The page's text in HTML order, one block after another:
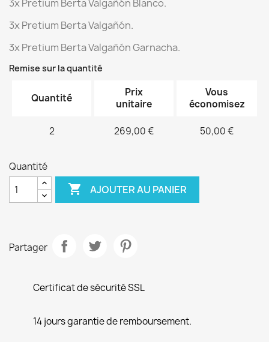
3x Pretium Berta Valgañón Blanco.
3x Pretium Berta Valgañón.
3x Pretium Berta ValgañónGarnacha.
Remise sur la quantité
Quantité
Prix
unitaire
Vous
économisez
2 269,00 € 50,00 €
Quantité
 AJOUTER AU PANIER
Partager
Certificat de sécurité SSL
14 jours garantie de remboursement.